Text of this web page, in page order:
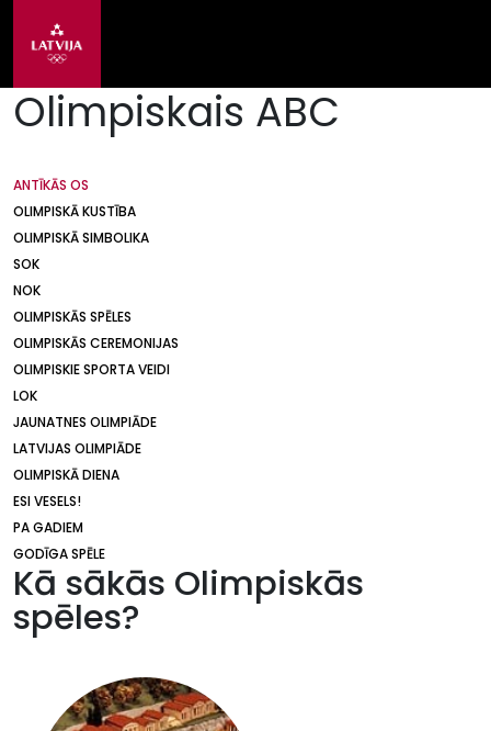
Olimpiskais ABC
ANTĪKĀS OS
OLIMPISKĀ KUSTĪBA
OLIMPISKĀ SIMBOLIKA
SOK
NOK
OLIMPISKĀS SPĒLES
OLIMPISKĀS CEREMONIJAS
OLIMPISKIE SPORTA VEIDI
LOK
JAUNATNES OLIMPIĀDE
LATVIJAS OLIMPIĀDE
OLIMPISKĀ DIENA
ESI VESELS!
PA GADIEM
GODĪGA SPĒLE
Kā sākās Olimpiskās
spēles?